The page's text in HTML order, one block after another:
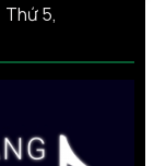
Thứ 5,